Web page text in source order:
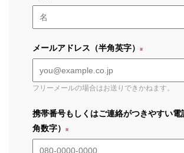
メールアドレス（半角英字）
フリーメールの場合はお送りできかねます。
携帯番号もしくはご連絡がつきやすい電
角数字）